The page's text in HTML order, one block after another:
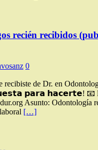
recién recibidos
0
recibiste de Dr. en
𝗽𝗮𝗿𝗮 𝗵𝗮𝗰𝗲𝗿𝘁𝗲! 📧
Asunto: Odontología
[…]